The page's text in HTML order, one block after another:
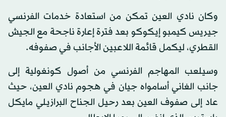
وكان نادي العين تمكن من استعادة خدمات الفرنسي
جيريس كيمبو إيكوكو بعد فترة إعارة ناجحة مع الجيش
القطري، ليكمل قائمة اللاعبين الأجانب في صفوفه.
وسيلعب المهاجم الفرنسي من أصول كونغولية إلى
جانب الغاني أسامواه جيان في هجوم نادي العين، حيث
عاد إلى صفوف العين بعد رحيل الجناح البرازيلي مايكل